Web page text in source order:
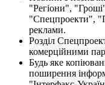
"Регіони",
"Спецпроекти",
реклами.
Розділ
комерційними
Будь яке
поширення